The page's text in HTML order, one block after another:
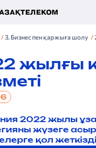
3. Бизнес пен қаржыға шолу
жылғы
2022 жылы
жүзеге
қол